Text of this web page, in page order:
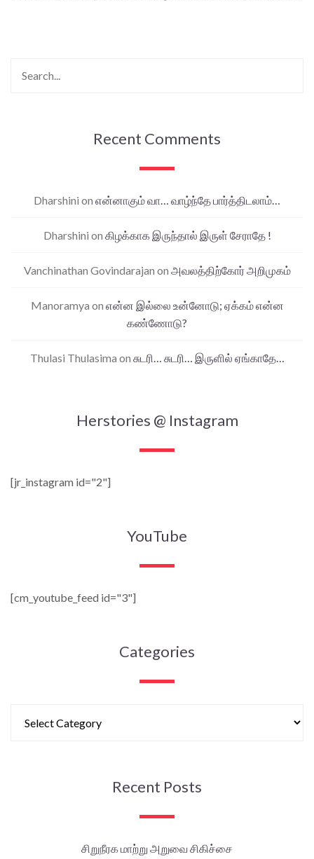
Recent Comments
Dharshini on என்னாகும் வா… வாழ்ந்தே பார்த்திடலாம்…
Dharshini on கிழக்காக இருந்தால் இருள் சேராதே !
Vanchinathan Govindarajan on அவலத்திற்கோர் அறிமுகம்
Manoramya on என்ன இல்லை உன்னோடு; ஏக்கம் என்ன
கண்ணோடு?
Thulasi Thulasima on சுடரி… சுடரி… இருளில் ஏங்காதே…
Herstories @ Instagram
[jr_instagram id="2"]
YouTube
[cm_youtube_feed id="3"]
Categories
Recent Posts
சிறுநீரக மாற்று அறுவை சிகிச்சை